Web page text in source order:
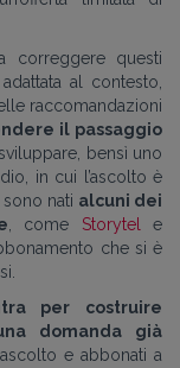
correggere questi
al contesto,
raccomandazioni
il passaggio
bensì uno
in cui l’ascolto è
nati alcuni dei
, come Storytel
e
che si è
per costruire
domanda già
e abbonati a